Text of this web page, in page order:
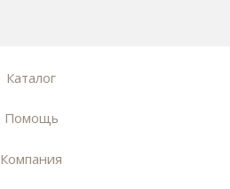
Каталог
Помощь
Компания